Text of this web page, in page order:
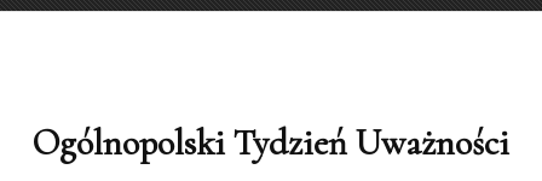
Ogólnopolski Tydzień Uważności